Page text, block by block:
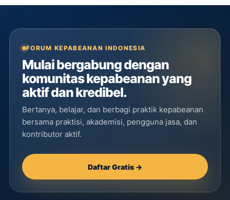
FORUM KEPABEANAN INDONESIA
Mulai bergabung dengan
komunitas kepabeanan yang
aktif dan kredibel.
Bertanya, belajar, dan berbagi praktik kepabeanan
bersama praktisi, akademisi, pengguna jasa, dan
kontributor aktif.
Daftar Gratis →